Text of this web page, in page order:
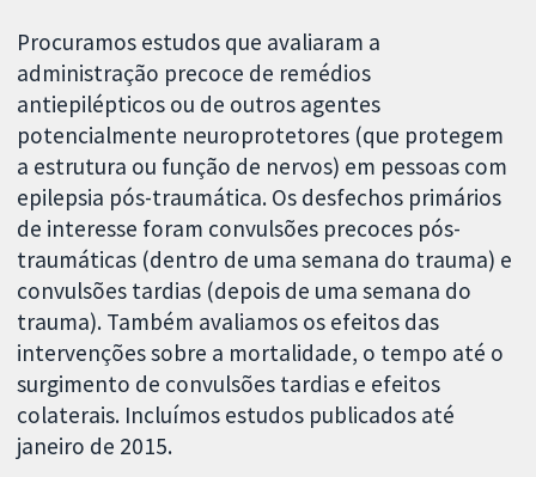
Procuramos estudos que avaliaram a
administração precoce de remédios
antiepilépticos ou de outros agentes
potencialmente neuroprotetores (que protegem
a estrutura ou função de nervos) em pessoas com
epilepsia pós-traumática. Os desfechos primários
de interesse foram convulsões precoces pós-
traumáticas (dentro de uma semana do trauma) e
convulsões tardias (depois de uma semana do
trauma). Também avaliamos os efeitos das
intervenções sobre a mortalidade, o tempo até o
surgimento de convulsões tardias e efeitos
colaterais. Incluímos estudos publicados até
janeiro de 2015.